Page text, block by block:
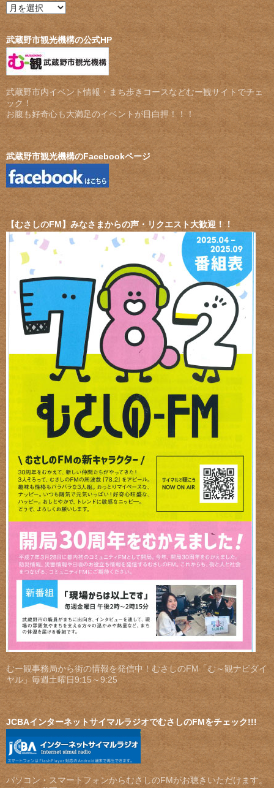
ア
ー
イ
ブ
武蔵野市観光機構の公式HP
武蔵野市内イベント情報・まち歩きコースなどむー観サイトでチェ
ック！
お腹も好奇心も大満足のイベントが目白押！！！
武蔵野市観光機構のFacebookページ
【むさしのFM】みなさまからの声・リクエスト大歓迎！！
むー観事務局から街の情報を発信中！むさしのFM「む～観ナビダイ
ヤル」毎週土曜日9:15～9:25
JCBAインターネットサイマルラジオでむさしのFMをチェック!!!
パソコン・スマートフォンからむさしのFMがお聴きいただけます。